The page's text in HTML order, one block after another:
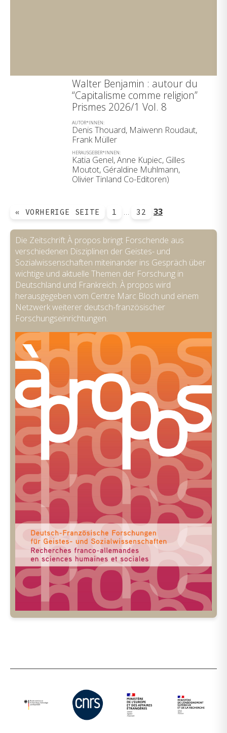
Walter Benjamin : autour du
“Capitalisme comme religion”
Prismes 2026/1 Vol. 8
AUTOR*INNEN:
Denis Thouard, Maiwenn Roudaut,
Frank Müller
HERAUSGEBER*INNEN:
Katia Genel, Anne Kupiec, Gilles
Moutot, Géraldine Muhlmann,
Olivier Tinland Co-Editoren)
« VORHERIGE SEITE 1 … 32 33
Die Zeitschrift À propos bringt Forschende aus
verschiedenen Disziplinen der Geistes- und
Sozialwissenschaften miteinander ins Gespräch über
wichtige und aktuelle Themen der Forschung in
Deutschland und Frankreich. À propos wird
herausgegeben vom Centre Marc Bloch und einem
Netzwerk weiterer deutsch-französischer
Forschungseinrichtungen.